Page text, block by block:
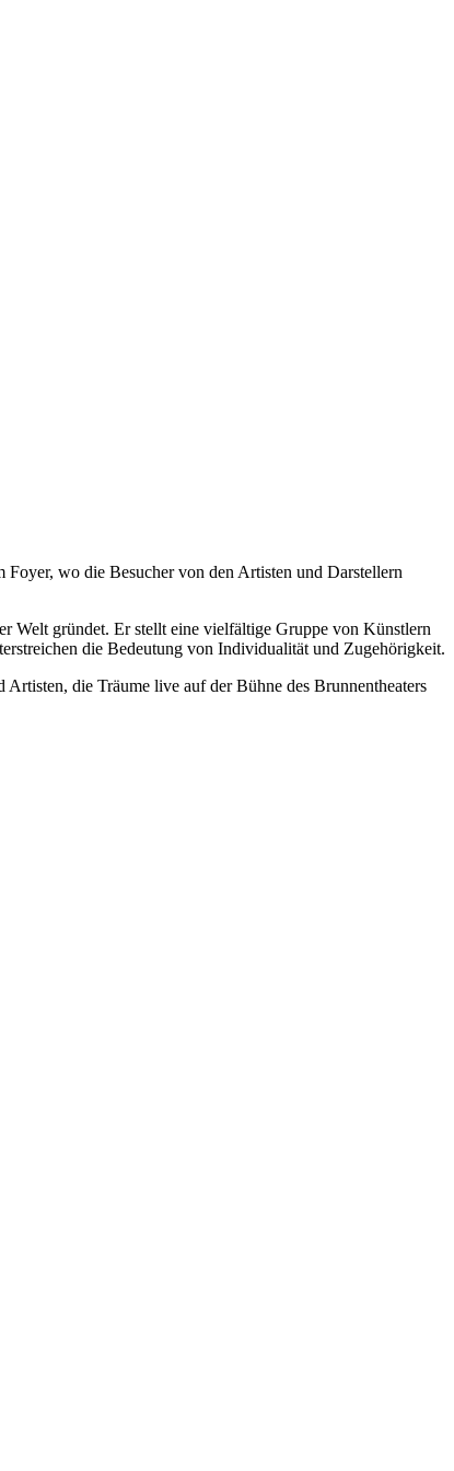
wo die Besucher von den Artisten und Darstellern
Welt gründet. Er stellt eine vielfältige Gruppe von Künstlern
die Bedeutung von Individualität und Zugehörigkeit.
die Träume live auf der Bühne des Brunnentheaters